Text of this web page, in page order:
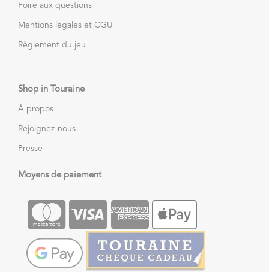
Foire aux questions
Mentions légales et CGU
Règlement du jeu
Shop in Touraine
À propos
Rejoignez-nous
Presse
Moyens de paiement